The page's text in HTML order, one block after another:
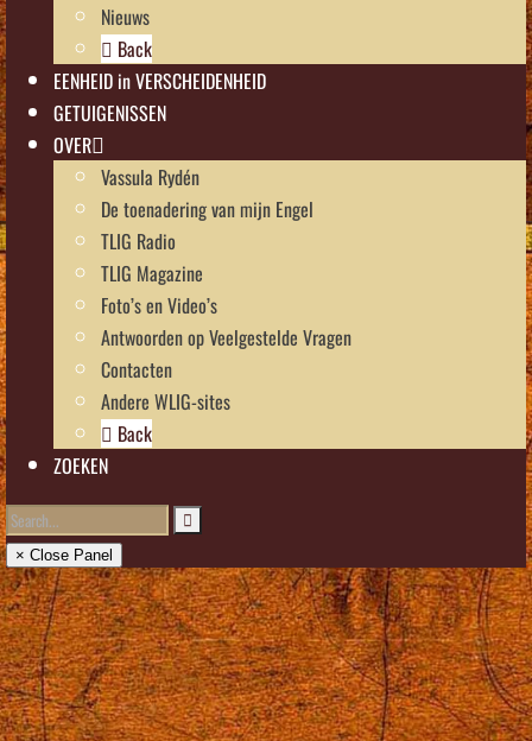
Nieuws
Back
EENHEID in VERSCHEIDENHEID
GETUIGENISSEN
OVER
Vassula Rydén
De toenadering van mijn Engel
TLIG Radio
TLIG Magazine
Foto’s en Video’s
Antwoorden op Veelgestelde Vragen
Contacten
Andere WLIG-sites
Back
ZOEKEN
× Close Panel